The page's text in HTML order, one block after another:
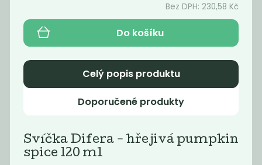
Momentálně
Pivo Chříč
tree and...
Bez DPH: 230,58 Kč
Do košíku
Celý popis produktu
Doporučené produkty
Svíčka Difera - hřejivá pumpkin
spice 120 ml